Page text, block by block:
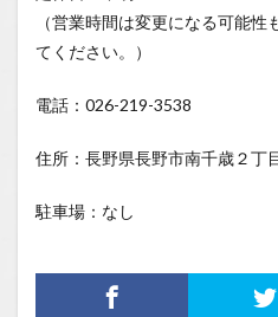
（営業時間は変更になる可能
てください。）
電話：026-219-3538
住所：長野県長野市南千歳２丁
駐車場：なし